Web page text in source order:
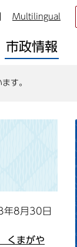
Multilingual
市政情報
す。
年8月30日
くまがや